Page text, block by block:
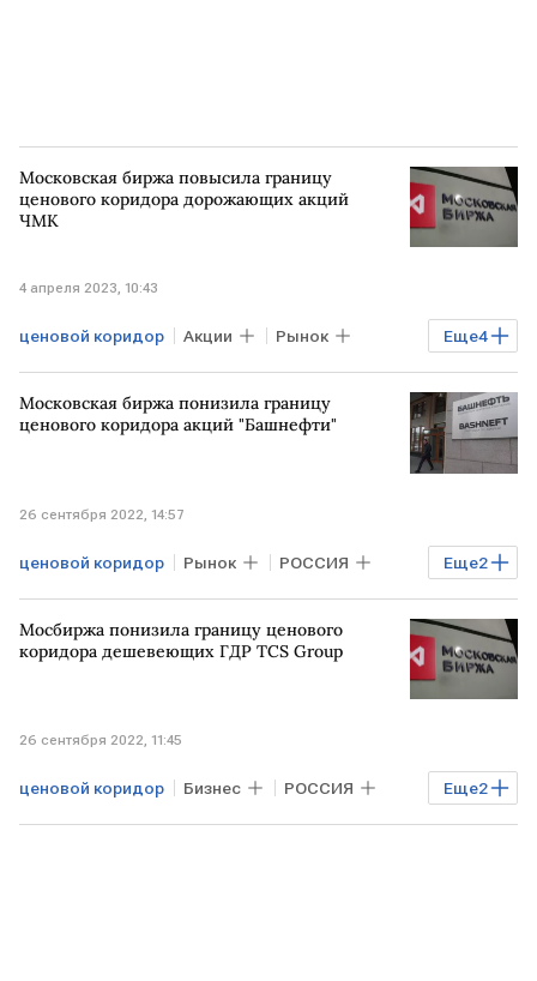
Московская биржа повысила границу
ценового коридора дорожающих акций
ЧМК
4 апреля 2023, 10:43
Еще4
ценовой коридор Акции Рынок
Торги РОССИЯ ЧМК
Мосбиржа
Московская биржа понизила границу
ценового коридора акций "Башнефти"
26 сентября 2022, 14:57
Еще2
ценовой коридор Рынок РОССИЯ
Башнефть Мосбиржа
Мосбиржа понизила границу ценового
коридора дешевеющих ГДР TCS Group
26 сентября 2022, 11:45
Еще2
ценовой коридор Бизнес РОССИЯ
Мосбиржа ГДР